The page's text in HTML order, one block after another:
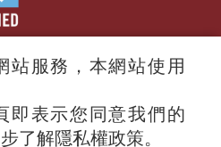
International).
reserved.
站服務，本網站使用
即表示您同意我們的
了解隱私權政策。